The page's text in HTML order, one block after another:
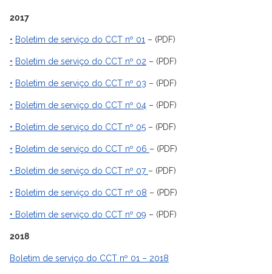
2017
• Boletim de serviço do CCT nº 01 – (PDF)
• Boletim de serviço do CCT nº 02 – (PDF)
• Boletim de serviço do CCT nº 03 – (PDF)
• Boletim de serviço do CCT nº 04 – (PDF)
• Boletim de serviço do CCT nº 05 – (PDF)
• Boletim de serviço do CCT nº 06 – (PDF)
• Boletim de serviço do CCT nº 07 – (PDF)
• Boletim de serviço do CCT nº 08 – (PDF)
• Boletim de serviço do CCT nº 09 – (PDF)
2018
Boletim de serviço do CCT nº 01 – 2018